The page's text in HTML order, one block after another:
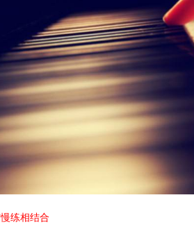
练相结合